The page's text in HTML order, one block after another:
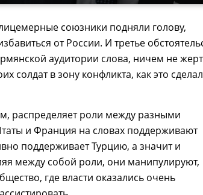
союзники подняли голову,
от России. И третье
аудитории слова, ничем не
солдат в зону конфликта, как это
распределяет роли между разными
и Франция на словах поддерживают
поддерживает Турцию, а значит и
между собой роли, они манипулируют,
где власти оказались очень